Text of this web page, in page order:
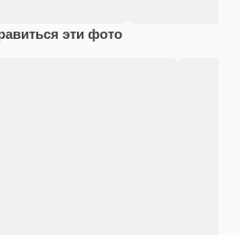
эти фото